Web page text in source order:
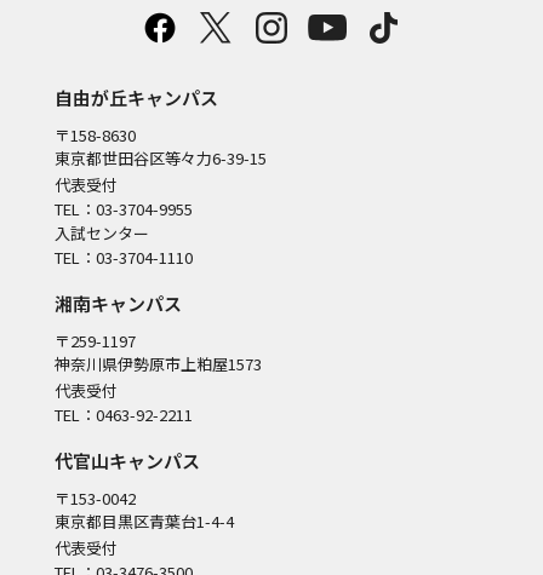
自由が丘キャンパス
〒158-8630
東京都世田谷区等々力6-39-15
代表受付
TEL：03-3704-9955
入試センター
TEL：03-3704-1110
湘南キャンパス
〒259-1197
神奈川県伊勢原市上粕屋1573
代表受付
TEL：0463-92-2211
代官山キャンパス
〒153-0042
東京都目黒区青葉台1-4-4
代表受付